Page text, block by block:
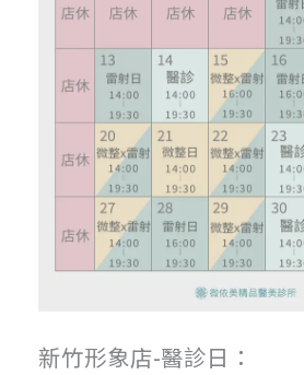
新竹形象店-醫診日：